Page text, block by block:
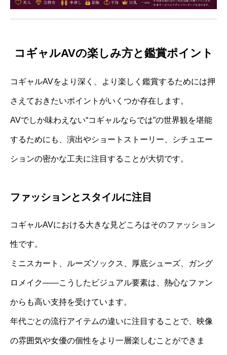
コギャルAVの楽しみ方と鑑賞ポイント
コギャルAVをより深く、より楽しく鑑賞するためには押
さえておきたいポイントがいくつか存在します。
AVでしか味わえない“コギャルならでは”の世界観を堪能
するためにも、演出やショートストーリー、シチュエー
ションの密かな工夫に注目することが大切です。
ファッションとスタイルに注目
コギャルAVにおける大きな見どころはそのファッション
性です。
ミニスカート、ルーズソックス、厚底シューズ、ガング
ロメイク――こうしたビジュアル要素は、熱心なファン
からも高い支持を受けています。
年代ごとの流行アイテムの違いに注目することで、映像
の雰囲気や女優の個性をより一層楽しむことができま